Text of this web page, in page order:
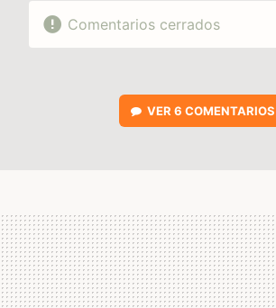
Comentarios cerrados
VER 6 COMENTARIOS